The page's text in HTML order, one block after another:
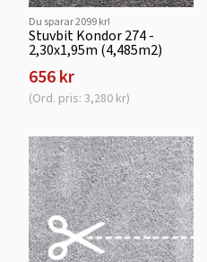
Du sparar 2099 kr!
Stuvbit Kondor 274 -
2,30x1,95m (4,485m2)
656 kr
(Ord. pris: 3,280 kr)